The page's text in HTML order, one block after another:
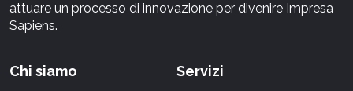
attuare un processo di innovazione per divenire Impresa
Sapiens.
Chi siamo Servizi